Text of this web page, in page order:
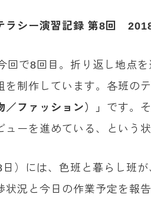
ラシー演習記録 第8回
回で8回目。折り返し地点
制作しています。各班のテ
ファッション）」 です。
ーを進めている、という状
）には、色班と暮らし班
況と今日の作業予定を報